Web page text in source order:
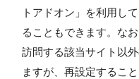
トアドオン」を利用し
ることもできます。な
訪問する該当サイト以
ますが、再設定するこ